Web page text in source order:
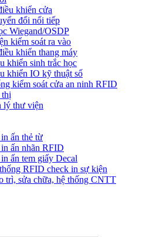
khiển cửa
đổi nối tiếp
Wiegand/OSDP
kiểm soát ra vào
khiển thang máy
khiển sinh trắc học
khiển IO kỹ thuật số
kiểm soát cửa an ninh RFID
lý thư viện
ấn thẻ từ
ấn nhãn RFID
ấn tem giấy Decal
RFID check in sự kiện
trì, sửa chữa, hệ thống CNTT